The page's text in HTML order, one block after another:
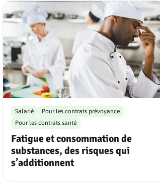
Fatigue et consommation de
substances, des risques qui
s’additionnent
Salarié
Pour les contrats prévoyance
Pour les contrats santé